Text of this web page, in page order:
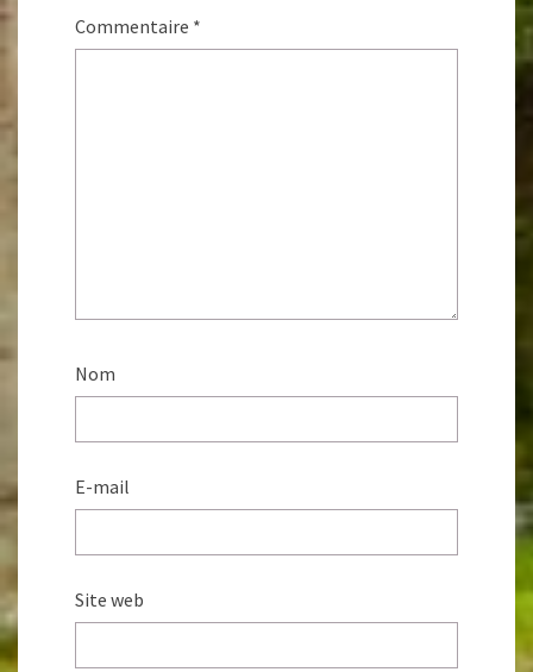
Commentaire *
Nom
E-mail
Site web